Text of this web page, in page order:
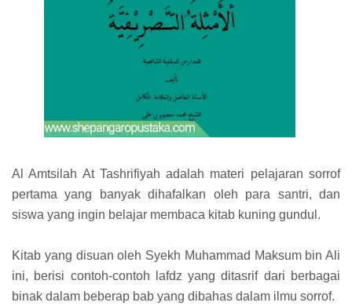
Al Amtsilah At Tashrifiyah adalah materi pelajaran sorrof
pertama yang banyak dihafalkan oleh para santri, dan
siswa yang ingin belajar membaca kitab kuning gundul.
Kitab yang disuan oleh Syekh Muhammad Maksum bin Ali
ini, berisi contoh-contoh lafdz yang ditasrif dari berbagai
binak dalam beberap bab yang dibahas dalam ilmu sorrof.